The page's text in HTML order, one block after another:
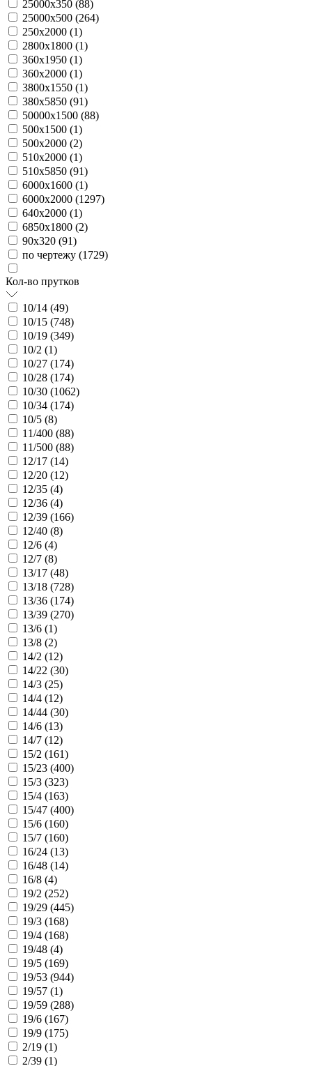
25000х350 (88)
25000х500 (264)
250х2000 (1)
2800х1800 (1)
360х1950 (1)
360х2000 (1)
3800х1550 (1)
380х5850 (91)
50000х1500 (88)
500х1500 (1)
500х2000 (2)
510х2000 (1)
510х5850 (91)
6000х1600 (1)
6000х2000 (1297)
640х2000 (1)
6850х1800 (2)
90х320 (91)
по чертежу (1729)
Кол-во прутков
10/14 (49)
10/15 (748)
10/19 (349)
10/2 (1)
10/27 (174)
10/28 (174)
10/30 (1062)
10/34 (174)
10/5 (8)
11/400 (88)
11/500 (88)
12/17 (14)
12/20 (12)
12/35 (4)
12/36 (4)
12/39 (166)
12/40 (8)
12/6 (4)
12/7 (8)
13/17 (48)
13/18 (728)
13/36 (174)
13/39 (270)
13/6 (1)
13/8 (2)
14/2 (12)
14/22 (30)
14/3 (25)
14/4 (12)
14/44 (30)
14/6 (13)
14/7 (12)
15/2 (161)
15/23 (400)
15/3 (323)
15/4 (163)
15/47 (400)
15/6 (160)
15/7 (160)
16/24 (13)
16/48 (14)
16/8 (4)
19/2 (252)
19/29 (445)
19/3 (168)
19/4 (168)
19/48 (4)
19/5 (169)
19/53 (944)
19/57 (1)
19/59 (288)
19/6 (167)
19/9 (175)
2/19 (1)
2/39 (1)